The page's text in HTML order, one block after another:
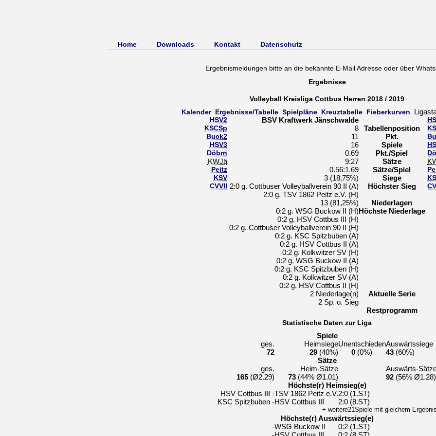
Home Downloads Kontakt Datenschutz
Ergebnismeldungen bitte an die bekannte E-Mail Adresse oder über
Ergebnisse
Volleyball Kreisliga Cottbus Herren 2018 / 2019
Kalender Ergebnisse/Tabelle Spielpläne Kreuztabelle Fieberkurven
HSV2
KSCSp
Buck2
HSV3
Döbrn
KWJä
Peitz
KSV
CVVII
BSV Kraftwerk Jänschwalde
8
Tabellenposition
11
Pkt.
16
Spiele
0.69
Pkt./Spiel
9:27
Sätze
0.56:1.69
Sätze/Spiel
3 (18,75%)
Siege
2:0 g. Cottbuser Volleyballverein 90 II (A)
2:0 g. TSV 1862 Peitz e.V. (H)
Höchster Sieg
13 (81,25%)
Niederlagen
0:2 g. WSG Buckow II (H)
0:2 g. HSV Cottbus III (H)
0:2 g. Cottbuser Volleyballverein 90 II (H)
0:2 g. KSC Spitzbuben (A)
0:2 g. HSV Cottbus II (A)
0:2 g. Kolkwitzer SV (H)
0:2 g. WSG Buckow II (A)
0:2 g. KSC Spitzbuben (H)
0:2 g. Kolkwitzer SV (A)
0:2 g. HSV Cottbus II (H)
Höchste Niederlage
2 Niederlage(n)
2 Sp. o. Sieg
Aktuelle Serie
Restprogramm
Statistische Daten zur Liga
Spiele
ges.
HeimsiegeUnentschiedenAuswärtssiege
72
29(40%) 0 (0%) 43(60%)
Sätze
ges.
Heim-Sätze
Auswärts-
165(Ø2.29) 73(44% Ø1.01) 92(56% Ø1.28)
Höchste(r) Heimsieg(e)
HSV Cottbus III -TSV 1862 Peitz e.V.2:0 (1.ST)
KSC Spitzbuben -HSV Cottbus III 2:0 (8.ST)
+ weitere21Spiele mit gleichem
Höchste(r) Auswärtssieg(e)
-WSG Buckow II
0:2 (1.ST)